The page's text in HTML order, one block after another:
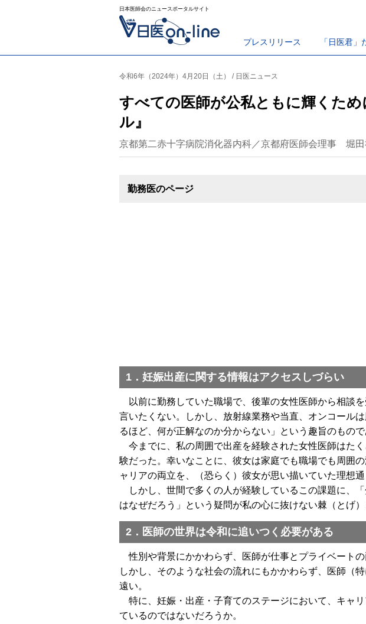
日本医師会のニュースポータルサイト
プレスリリース 「日医君」
令和6年（2024年）4月20日（土） / 日医ニュース
すべての医師が公私ともに輝くた
ル』
京都第二赤十字病院消化器内科／京都府医師会理事 堀
勤務医のページ
1．妊娠出産に関する情報はアクセスしづらい
以前に勤務していた職場で、後輩の女性医師から相談
言いたくない。しかし、放射線業務や当直、オンコール
るほど、何が正解なのか分からない」という趣旨のもので
今までに、私の周囲で出産を経験された女性医師はた
験だった。幸いなことに、彼女は家庭でも職場でも周囲
ャリアの両立を、（恐らく）彼女が思い描いていた理想通
しかし、世間で多くの人が経験しているこの課題に、
はなぜだろう」という疑問が私の心に抜けない棘（とげ）
2．医師の世界は令和に追いつく必要がある
性別や背景にかかわらず、医師が仕事とプライベート
しかし、そのような社会の流れにもかかわらず、医師（
遠い。
特に、妊娠・出産・子育てのステージにおいて、キャ
ているのではないだろうか。